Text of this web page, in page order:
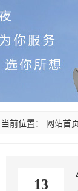
当前位置： 网站首
13